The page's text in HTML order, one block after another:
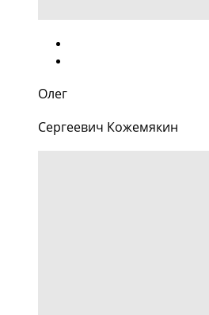
Олег
Сергеевич Кожемякин